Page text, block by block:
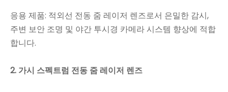
응용 제품: 적외선 전동 줌 레이저 렌즈로서 은밀한 감시,
주변 보안 조명 및 야간 투시경 카메라 시스템 향상에 적합
합니다.
2. 가시 스펙트럼 전동 줌 레이저 렌즈